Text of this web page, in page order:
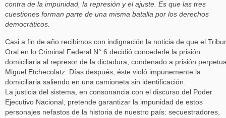
contra de la impunidad, la represión y el ajuste. Es que las tres
cuestiones forman parte de una misma batalla por los derechos
democráticos.
Casi a fin de año recibimos con indignación la noticia de que el
Oral en lo Criminal Federal N° 6 decidió concederle la prisión
domiciliaria al represor de la dictadura, condenado a prisión
Miguel Etchecolatz. Días después, éste violó impunemente la
domiciliaria saliendo en una camioneta sin identificación.
La justicia del sistema, en consonancia con el discurso del Poder
Ejecutivo Nacional, pretende garantizar la impunidad de estos
personajes nefastos de la historia de nuestro país: secuestradores,